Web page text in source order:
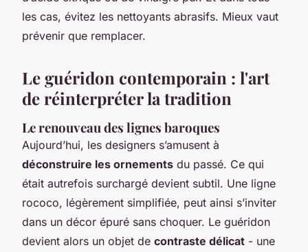
les cas, évitez les nettoyants abrasifs. Mieux vaut
prévenir que remplacer.
Le guéridon contemporain : l'art
de réinterpréter la tradition
Le renouveau des lignes baroques
Aujourd’hui, les designers s’amusent à
déconstruire les ornements du passé. Ce qui
était autrefois surchargé devient subtil. Une ligne
rococo, légèrement simplifiée, peut ainsi s’inviter
dans un décor épuré sans choquer. Le guéridon
devient alors un objet de contraste délicat - une